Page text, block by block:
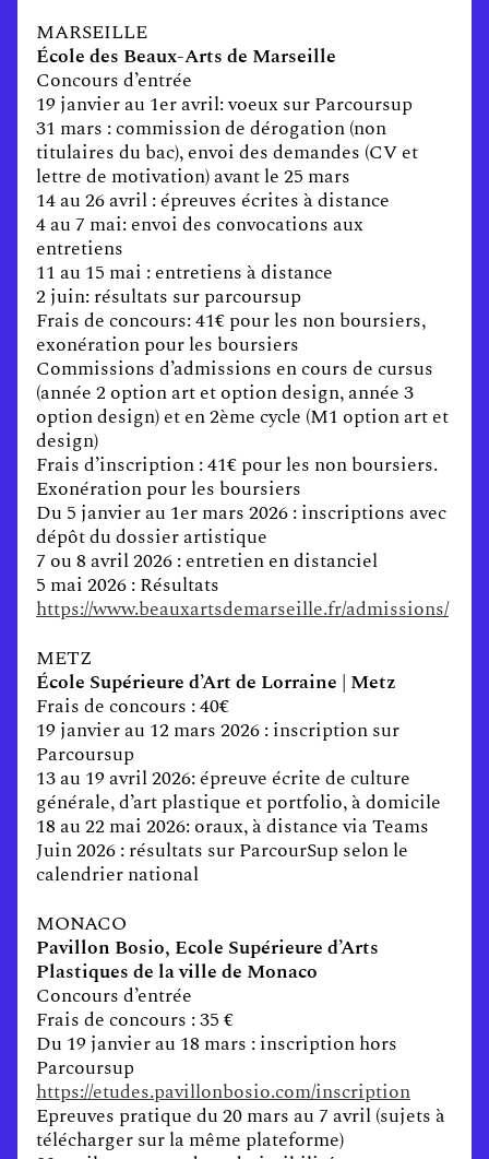
MARSEILLE
École des Beaux-Arts de Marseille
Concours d’entrée
19 janvier au 1er avril: voeux sur Parcoursup
31 mars : commission de dérogation (non
titulaires du bac), envoi des demandes (CV et
lettre de motivation) avant le 25 mars
14 au 26 avril : épreuves écrites à distance
4 au 7 mai: envoi des convocations aux
entretiens
11 au 15 mai : entretiens à distance
2 juin: résultats sur parcoursup
Frais de concours: 41€ pour les non boursiers,
exonération pour les boursiers
Commissions d’admissions en cours de cursus
(année 2 option art et option design, année 3
option design) et en 2ème cycle (M1 option art et
design)
Frais d’inscription : 41€ pour les non boursiers.
Exonération pour les boursiers
Du 5 janvier au 1er mars 2026 : inscriptions avec
dépôt du dossier artistique
7 ou 8 avril 2026 : entretien en distanciel
5 mai 2026 : Résultats
https://www.beauxartsdemarseille.fr/admissions/
METZ
École Supérieure d’Art de Lorraine | Metz
Frais de concours : 40€
19 janvier au 12 mars 2026 : inscription sur
Parcoursup
13 au 19 avril 2026: épreuve écrite de culture
générale, d’art plastique et portfolio, à domicile
18 au 22 mai 2026: oraux, à distance via Teams
Juin 2026 : résultats sur ParcourSup selon le
calendrier national
MONACO
Pavillon Bosio, Ecole Supérieure d’Arts
Plastiques de la ville de Monaco
Concours d’entrée
Frais de concours : 35 €
Du 19 janvier au 18 mars : inscription hors
Parcoursup
https://etudes.pavillonbosio.com/inscription
Epreuves pratique du 20 mars au 7 avril (sujets à
télécharger sur la même plateforme)